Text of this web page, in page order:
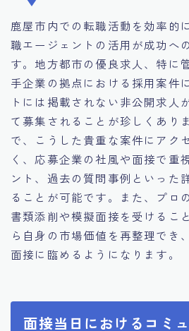
鹿屋市内での転職活動を効率的
職エージェントの活用が成功へ
す。地方都市の優良求人、特に
手企業の拠点における採用案件
トには掲載されない非公開求人
て募集されることが珍しくあり
で、こうした貴重な案件にアク
く、応募企業の社風や面接で重
ント、過去の質問事例といった
ることが可能です。また、プロ
書類添削や模擬面接を受けるこ
ら自身の市場価値を再整理でき
面接に臨めるようになります。
面接当日におけるコミ